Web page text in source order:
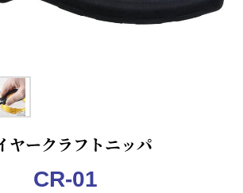
ヤークラフトニッパ
CR-01